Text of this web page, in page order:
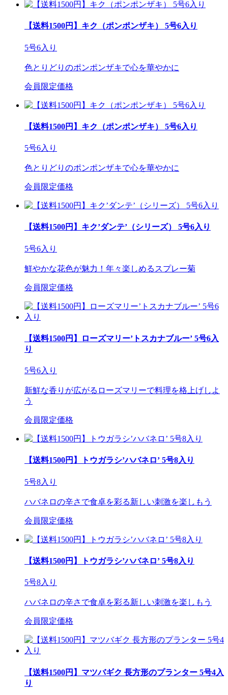
【送料1500円】キク（ポンポンザキ） 5号6入り
5号6入り
色とりどりのポンポンザキで心を華やかに
会員限定価格
【送料1500円】キク（ポンポンザキ） 5号6入り
5号6入り
色とりどりのポンポンザキで心を華やかに
会員限定価格
【送料1500円】キク’ダンテ’（シリーズ） 5号6入り
5号6入り
鮮やかな花色が魅力！年々楽しめるスプレー菊
会員限定価格
【送料1500円】ローズマリー’トスカナブルー’ 5号6入
り
5号6入り
新鮮な香りが広がるローズマリーで料理を格上げしよ
う
会員限定価格
【送料1500円】トウガラシ’ハバネロ’ 5号8入り
5号8入り
ハバネロの辛さで食卓を彩る新しい刺激を楽しもう
会員限定価格
【送料1500円】トウガラシ’ハバネロ’ 5号8入り
5号8入り
ハバネロの辛さで食卓を彩る新しい刺激を楽しもう
会員限定価格
【送料1500円】マツバギク 長方形のプランター 5号4入
り